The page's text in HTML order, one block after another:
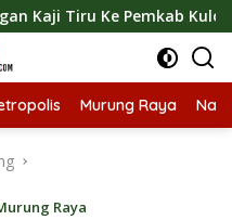
Pemkab Kulon Progo
Murung Raya
Raya